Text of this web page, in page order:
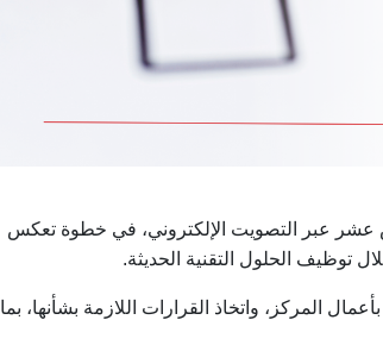
عشر عبر التصويت الإلكتروني، في خطوة تعكس
توظيف الحلول التقنية الحديثة.
المركز، واتخاذ القرارات اللازمة بشأنها، بما